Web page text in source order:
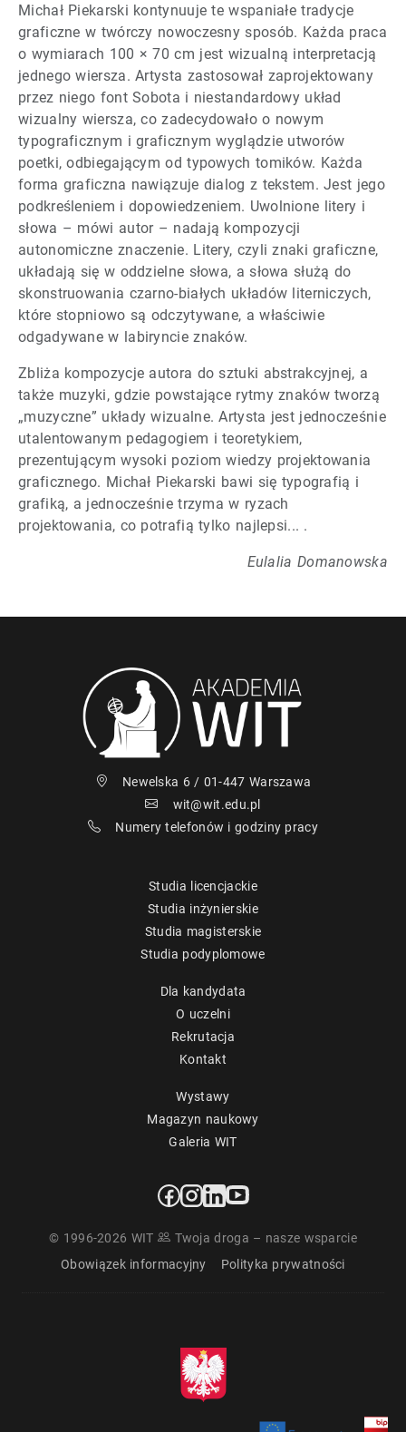
Michał Piekarski kontynuuje te wspaniałe tradycje
graficzne w twórczy nowoczesny sposób. Każda praca
o wymiarach 100 × 70 cm jest wizualną interpretacją
jednego wiersza. Artysta zastosował zaprojektowany
przez niego font Sobota i niestandardowy układ
wizualny wiersza, co zadecydowało o nowym
typograficznym i graficznym wyglądzie utworów
poetki, odbiegającym od typowych tomików. Każda
forma graficzna nawiązuje dialog z tekstem. Jest jego
podkreśleniem i dopowiedzeniem. Uwolnione litery i
słowa – mówi autor – nadają kompozycji
autonomiczne znaczenie. Litery, czyli znaki graficzne,
układają się w oddzielne słowa, a słowa służą do
skonstruowania czarno-białych układów literniczych,
które stopniowo są odczytywane, a właściwie
odgadywane w labiryncie znaków.
Zbliża kompozycje autora do sztuki abstrakcyjnej, a
także muzyki, gdzie powstające rytmy znaków tworzą
„muzyczne” układy wizualne. Artysta jest jednocześnie
utalentowanym pedagogiem i teoretykiem,
prezentującym wysoki poziom wiedzy projektowania
graficznego. Michał Piekarski bawi się typografią i
grafiką, a jednocześnie trzyma w ryzach
projektowania, co potrafią tylko najlepsi... .
Eulalia Domanowska
Newelska 6 / 01-447 Warszawa
wit@wit.edu.pl
Numery telefonów i godziny pracy
Studia licencjackie
Studia inżynierskie
Studia magisterskie
Studia podyplomowe
Dla kandydata
O uczelni
Rekrutacja
Kontakt
Wystawy
Magazyn naukowy
Galeria WIT
© 1996-2026 WIT
Twoja droga – nasze wsparcie
Obowiązek informacyjny
Polityka prywatności